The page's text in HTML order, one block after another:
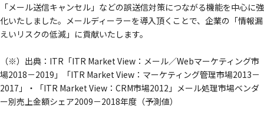
「メール送信キャンセル」などの誤送信対策につながる機能を中心に強
化いたしました。メールディーラーを導入頂くことで、企業の「情報漏
えいリスクの低減」に貢献いたします。
（※）出典：ITR「ITR Market View：メール／Webマーケティング市
場2018－2019」「ITR Market View：マーケティング管理市場2013－
2017」・「ITR Market View：CRM市場2012」メール処理市場ベンダ
ー別売上金額シェア2009－2018年度（予測値）